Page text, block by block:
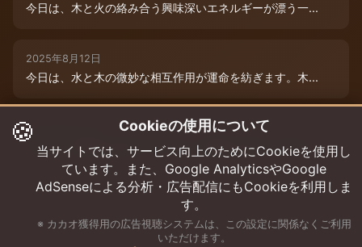
今日は、木と火の絡み合う興味深いエネルギーが漂う一...
2025年8月12日
今日は、水と木の微妙な相互作用が運命を紡ぎます。木...
2025年8月12日
今日は、情熱的な炎のエネルギーと柔軟な木のしなやか...
🍪 Cookieの使用について
当サイトでは、サービス向上のためにCookieを使用し
ています。また、Google AnalyticsやGoogle
AdSenseによる分析・広告配信にもCookieを利用しま
す。
※ カカオ獲得用の広告視聴システムは、この設定に関係なくご利用
いただけます。